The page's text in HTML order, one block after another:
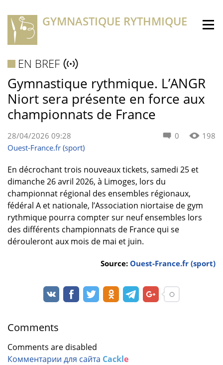
GYMNASTIQUE RYTHMIQUE
EN BREF
Gymnastique rythmique. L’ANGR
Niort sera présente en force aux
championnats de France
0 198
28/04/2026 09:28
Ouest-France.fr (sport)
En décrochant trois nouveaux tickets, samedi 25 et
dimanche 26 avril 2026, à Limoges, lors du
championnat régional des ensembles régionaux,
fédéral A et nationale, l’Association niortaise de gym
rythmique pourra compter sur neuf ensembles lors
des différents championnats de France qui se
dérouleront aux mois de mai et juin.
Source: Ouest-France.fr (sport)
Comments
Comments are disabled
Комментарии для сайта Cackle